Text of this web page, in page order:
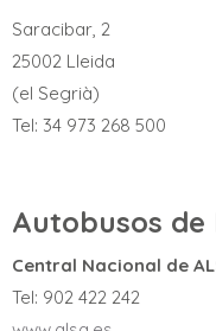
Saracibar, 2
25002 Lleida
(el Segrià)
Tel: 34 973 268 500
Autobusos de
Central Nacional de
Tel: 902 422 242